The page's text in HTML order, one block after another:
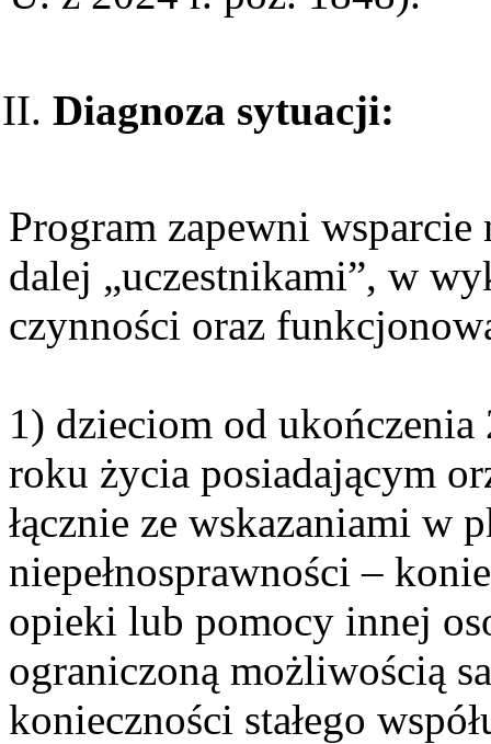
Diagnoza sytuacji:
Program zapewni
dalej „uczestnikami”, w
czynności oraz
1) dzieciom od
roku życia posiadającym
łącznie ze wskazaniami w
niepełnosprawności –
opieki lub pomocy innej
ograniczoną możliwością
konieczności stałego